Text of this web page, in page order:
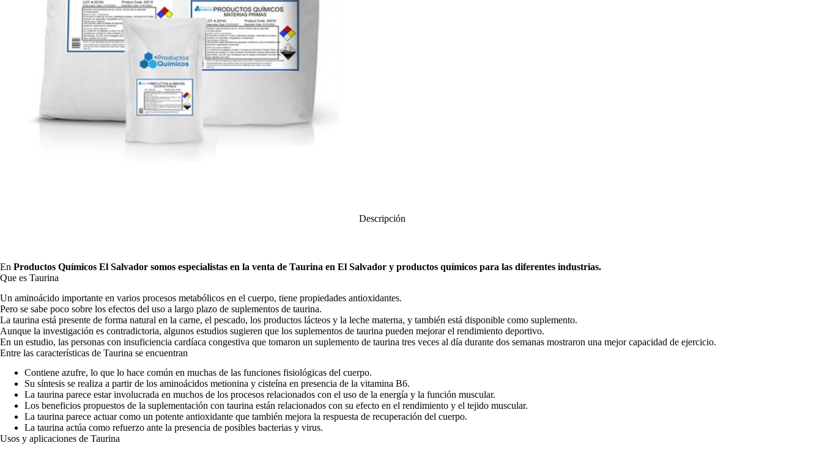
Descripción
En Productos Químicos El Salvador somos especialistas en la venta de Taurina en El Salvador y productos químicos para las diferentes industrias.
Que es Taurina
Un aminoácido importante en varios procesos metabólicos en el cuerpo, tiene propiedades antioxidantes.
Pero se sabe poco sobre los efectos del uso a largo plazo de suplementos de taurina.
La taurina está presente de forma natural en la carne, el pescado, los productos lácteos y la leche materna, y también está disponible como suplemento.
Aunque la investigación es contradictoria, algunos estudios sugieren que los suplementos de taurina pueden mejorar el rendimiento deportivo.
En un estudio, las personas con insuficiencia cardíaca congestiva que tomaron un suplemento de taurina tres veces al día durante dos semanas mostraron una mejor capacidad de ejercicio.
Entre las características de Taurina se encuentran
Contiene azufre, lo que lo hace común en muchas de las funciones fisiológicas del cuerpo.
Su síntesis se realiza a partir de los aminoácidos metionina y cisteína en presencia de la vitamina B6.
La taurina parece estar involucrada en muchos de los procesos relacionados con el uso de la energía y la función muscular.
Los beneficios propuestos de la suplementación con taurina están relacionados con su efecto en el rendimiento y el tejido muscular.
La taurina parece actuar como un potente antioxidante que también mejora la respuesta de recuperación del cuerpo.
La taurina actúa como refuerzo ante la presencia de posibles bacterias y virus.
Usos y aplicaciones de Taurina